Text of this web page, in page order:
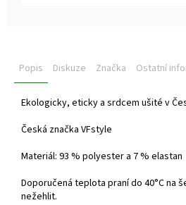
Popis Diskuze Značka Ostatní
Ekologicky, eticky a srdcem ušité v
Česká značka VFstyle
Materiál: 93 % polyester a 7 % elastan
Doporučená teplota praní do 40°C na
nežehlit.